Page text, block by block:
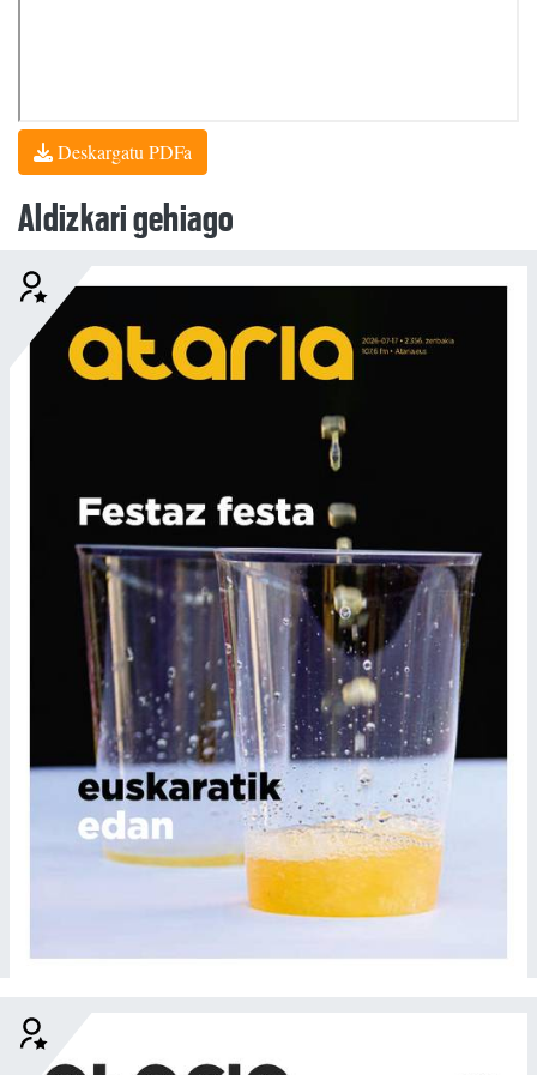
Deskargatu PDFa
Aldizkari gehiago